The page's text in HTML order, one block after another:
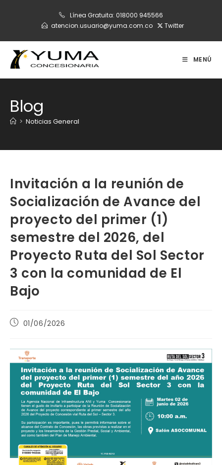
Línea Gratuita: 018000 945566
atencion.usuario@yuma.com.co
Twitter
MENÚ
Blog
> Noticias General
Invitación a la reunión de
Socialización de Avance del
proyecto del primer (1)
semestre del 2026, del
Proyecto Ruta del Sol Sector
3 con la comunidad de El
Bajo
Publicación
entrada:
01/06/2026